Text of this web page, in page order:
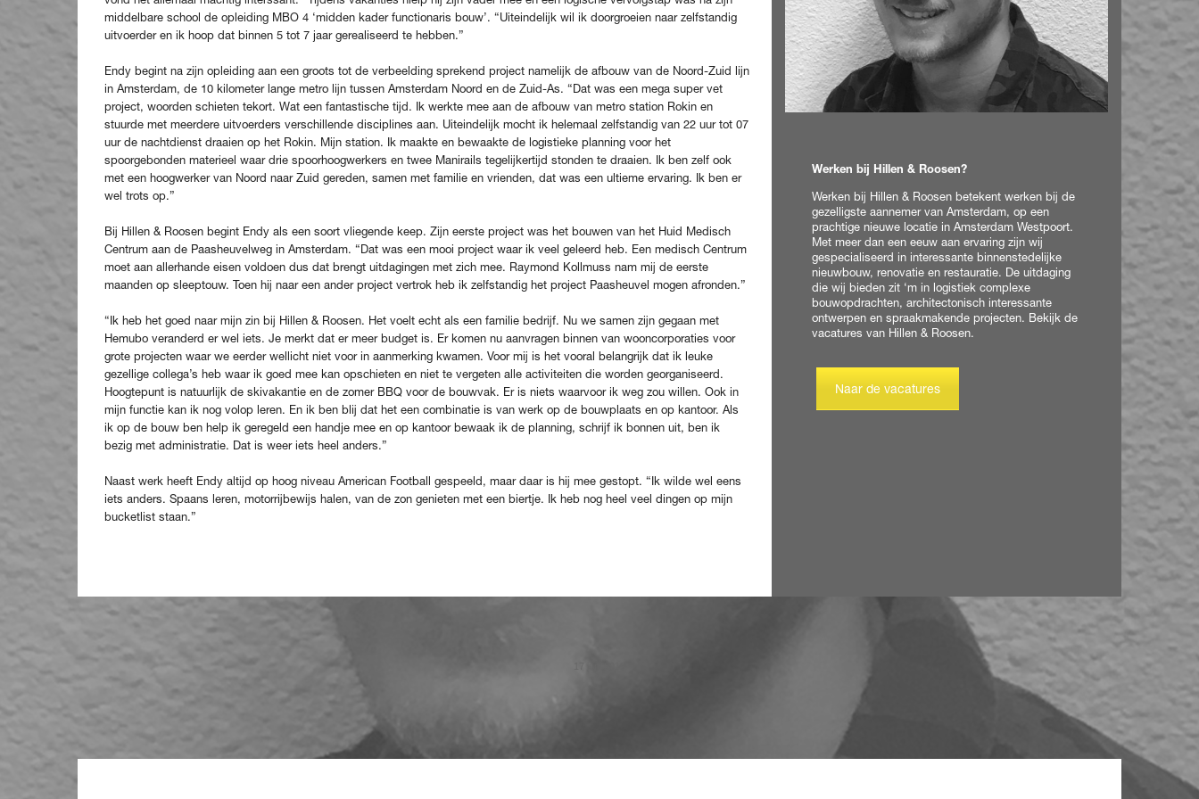
middelbare school de opleiding MBO 4 ‘midden kader functionaris bouw’. “Uiteindelijk wil ik doorgroeien naar zelfstandig
uitvoerder en ik hoop dat binnen 5 tot 7 jaar gerealiseerd te hebben.”
Endy begint na zijn opleiding aan een groots tot de verbeelding sprekend project namelijk de afbouw van de Noord-Zuid lijn
in Amsterdam, de 10 kilometer lange metro lijn tussen Amsterdam Noord en de Zuid-As. “Dat was een mega super vet
project, woorden schieten tekort. Wat een fantastische tijd. Ik werkte mee aan de afbouw van metro station Rokin en
stuurde met meerdere uitvoerders verschillende disciplines aan. Uiteindelijk mocht ik helemaal zelfstandig van 22 uur tot 07
uur de nachtdienst draaien op het Rokin. Mijn station. Ik maakte en bewaakte de logistieke planning voor het
spoorgebonden materieel waar drie spoorhoogwerkers en twee Manirails tegelijkertijd stonden te draaien. Ik ben zelf ook
met een hoogwerker van Noord naar Zuid gereden, samen met familie en vrienden, dat was een ultieme ervaring. Ik ben er
wel trots op.”
Bij Hillen & Roosen begint Endy als een soort vliegende keep. Zijn eerste project was het bouwen van het Huid Medisch
Centrum aan de Paasheuvelweg in Amsterdam. “Dat was een mooi project waar ik veel geleerd heb. Een medisch Centrum
moet aan allerhande eisen voldoen dus dat brengt uitdagingen met zich mee. Raymond Kollmuss nam mij de eerste
maanden op sleeptouw. Toen hij naar een ander project vertrok heb ik zelfstandig het project Paasheuvel mogen afronden.”
“Ik heb het goed naar mijn zin bij Hillen & Roosen. Het voelt echt als een familie bedrijf. Nu we samen zijn gegaan met
Hemubo veranderd er wel iets. Je merkt dat er meer budget is. Er komen nu aanvragen binnen van wooncorporaties voor
grote projecten waar we eerder wellicht niet voor in aanmerking kwamen. Voor mij is het vooral belangrijk dat ik leuke
gezellige collega’s heb waar ik goed mee kan opschieten en niet te vergeten alle activiteiten die worden georganiseerd.
Hoogtepunt is natuurlijk de skivakantie en de zomer BBQ voor de bouwvak. Er is niets waarvoor ik weg zou willen. Ook in
mijn functie kan ik nog volop leren. En ik ben blij dat het een combinatie is van werk op de bouwplaats en op kantoor. Als
ik op de bouw ben help ik geregeld een handje mee en op kantoor bewaak ik de planning, schrijf ik bonnen uit, ben ik
bezig met administratie. Dat is weer iets heel anders.”
Naast werk heeft Endy altijd op hoog niveau American Football gespeeld, maar daar is hij mee gestopt. “Ik wilde wel eens
iets anders. Spaans leren, motorrijbewijs halen, van de zon genieten met een biertje. Ik heb nog heel veel dingen op mijn
bucketlist staan.”
Werken bij Hillen & Roosen?
Werken bij Hillen & Roosen betekent werken bij de
gezelligste aannemer van Amsterdam, op een
prachtige nieuwe locatie in Amsterdam Westpoort.
Met meer dan een eeuw aan ervaring zijn wij
gespecialiseerd in interessante binnenstedelijke
nieuwbouw, renovatie en restauratie. De uitdaging
die wij bieden zit ‘m in logistiek complexe
bouwopdrachten, architectonisch interessante
ontwerpen en spraakmakende projecten. Bekijk de
vacatures van Hillen & Roosen.
Naar de vacatures